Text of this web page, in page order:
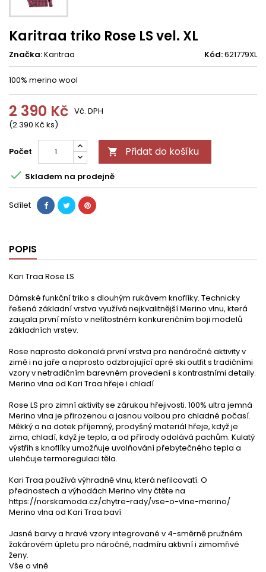
Karitraa triko Rose LS vel. XL
Značka:Karitraa Kód:621779XL
100% merino wool
2 390 Kč
(2 390 Kč ks)
Vč. DPH
Počet  Přidat do košíku
 Skladem na prodejně
Sdílet
POPIS
Kari Traa Rose LS
Dámské funkční triko s dlouhým rukávem knoflíky. Technicky
řešená základní vrstva využívá nejkvalitnější Merino vlnu, která
zaujala první místo v nelítostném konkurenčním boji modelů
základních vrstev.
Rose naprosto dokonalá první vrstva pro nenáročné aktivity v
zimě i na jaře a naprosto odzbrojující apré ski outfit s tradičními
vzory v netradičním barevném provedení s kontrastními detaily.
Merino vlna od Kari Traa hřeje i chladí
Rose LS pro zimní aktivity se zárukou hřejivosti. 100% ultra jemná
Merino vlna je přirozenou a jasnou volbou pro chladné počasí.
Měkký a na dotek příjemný, prodyšný materiál hřeje, když je
zima, chladí, když je teplo, a od přírody odolává pachům. Kulatý
výstřih s knoflíky umožňuje uvolňování přebytečného tepla a
ulehčuje termoregulaci těla.
Kari Traa používá výhradně vlnu, která nefilcovatí. O
přednostech a výhodách Merino vlny čtěte na
https://norskamoda.cz/chytre-rady/vse-o-vlne-merino/
Merino vlna od Kari Traa baví
Jasné barvy a hravé vzory integrované v 4-směrně pružném
žakárovém úpletu pro náročné, nadmíru aktivní i zimomřivé
ženy.
Vše o vlně